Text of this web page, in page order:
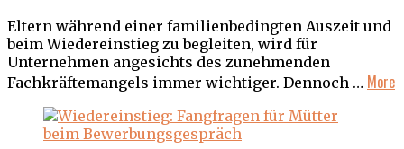
Eltern während einer familienbedingten Auszeit und
beim Wiedereinstieg zu begleiten, wird für
Unternehmen angesichts des zunehmenden
Fachkräftemangels immer wichtiger. Dennoch … More